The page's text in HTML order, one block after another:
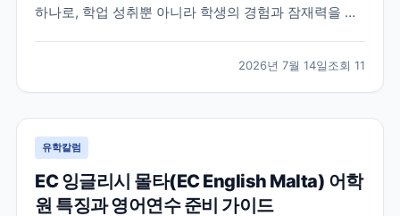
하나로, 학업 성취뿐 아니라 학생의 경험과 잠재력을 종
확인이 필요한 정보를 함께 정리했습니다.
2026년 7월 14일조회 11
유학칼럼
EC 잉글리시 몰타(EC English Malta) 어학
원 특징과 영어연수 준비 가이드